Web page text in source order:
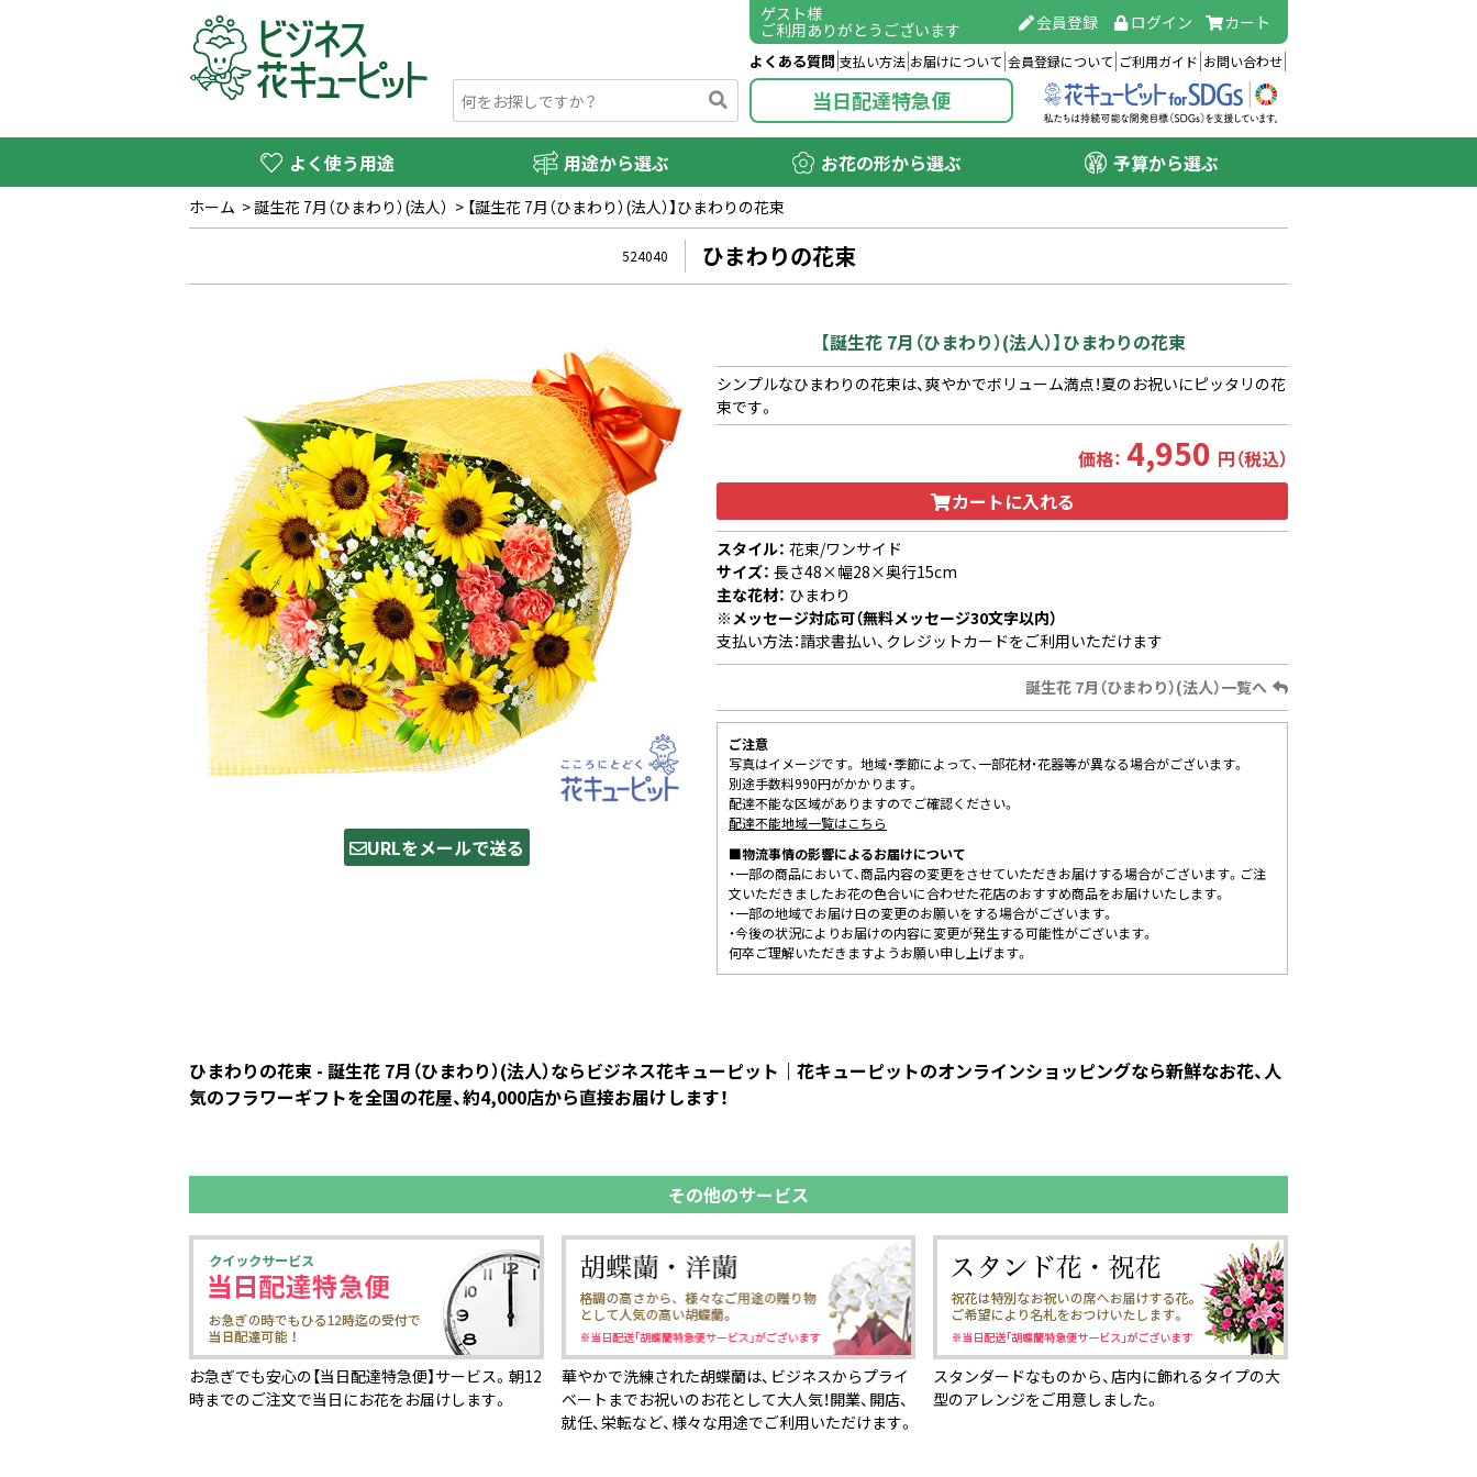
ゲスト様
ご利用ありがとうございます 会員登録 ログイン カート
よくある質問 支払い方法 お届けについて 会員登録について ご利用ガイド お問い合わせ
当日配達特急便
よく使う用途 用途から選ぶ お花の形から選ぶ 予算から選ぶ
ホーム >誕生花 7月（ひまわり）(法人） > 【誕生花 7月（ひまわり）(法人）】ひまわりの花束
524040 ひまわりの花束
URLをメールで送る
【誕生花 7月（ひまわり）(法人）】ひまわりの花束
シンプルなひまわりの花束は、爽やかでボリューム満点！夏のお祝いにピッタリの花
束です。
価格： 4,950 円（税込）
カートに入れる
スタイル： 花束/ワンサイド
サイズ： 長さ48×幅28×奥行15cm
主な花材： ひまわり
※メッセージ対応可（無料メッセージ30文字以内）
支払い方法：請求書払い、クレジットカードをご利用いただけます
誕生花 7月（ひまわり）(法人）一覧へ
ご注意
写真はイメージです。 地域・季節によって、一部花材・花器等が異なる場合がございます。
別途手数料990円がかかります。
配達不能な区域がありますのでご確認ください。
配達不能地域一覧はこちら
■物流事情の影響によるお届けについて
・一部の商品において、商品内容の変更をさせていただきお届けする場合がございます。ご注
文いただきましたお花の色合いに合わせた花店のおすすめ商品をお届けいたします。
・一部の地域でお届け日の変更のお願いをする場合がございます。
・今後の状況によりお届けの内容に変更が発生する可能性がございます。
何卒ご理解いただきますようお願い申し上げます。
ひまわりの花束 - 誕生花 7月（ひまわり）(法人）ならビジネス花キューピット｜花キューピットのオンラインショッピングなら新鮮なお花、人
気のフラワーギフトを全国の花屋、約4,000店から直接お届けします！
その他のサービス
お急ぎでも安心の【当日配達特急便】サービス。朝12
時までのご注文で当日にお花をお届けします。
華やかで洗練された胡蝶蘭は、ビジネスからプライ
ベートまでお祝いのお花として大人気！開業、開店、
就任、栄転など、様々な用途でご利用いただけます。
スタンダードなものから、店内に飾れるタイプの大
型のアレンジをご用意しました。